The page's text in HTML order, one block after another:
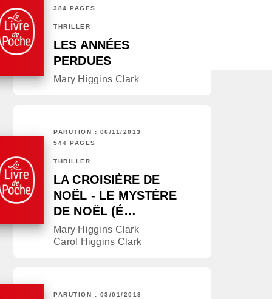
384 PAGES
THRILLER
LES ANNÉES
PERDUES
Mary Higgins Clark
PARUTION : 06/11/2013
544 PAGES
THRILLER
LA CROISIÈRE DE
NOËL - LE MYSTÈRE
DE NOËL (É…
Mary Higgins Clark
Carol Higgins Clark
PARUTION : 03/01/2013